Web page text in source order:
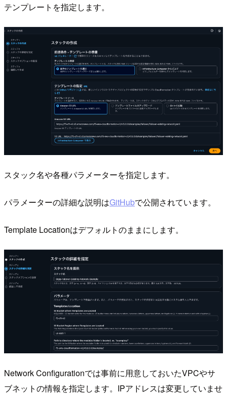
テンプレートを指定します。
スタック名や各種パラメーターを指定します。
パラメーターの詳細な説明はGitHubで公開されています。
Template Locationはデフォルトのままにします。
Network Configurationでは事前に用意しておいたVPCやサ
ブネットの情報を指定します。IPアドレスは変更していませ